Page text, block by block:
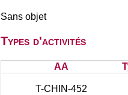
Sans objet
Types d'activités
AA
T-CHIN-452